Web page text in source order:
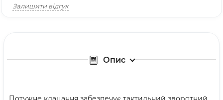
Залишити відгук
Опис